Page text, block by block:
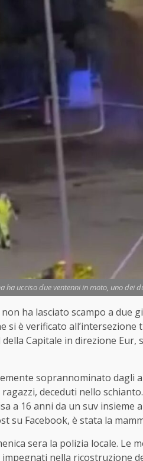
ha ucciso due ventenni in moto, uno dei
ha lasciato scampo a due
si è verificato all’intersezione
Capitale in direzione Eur,
soprannominato dagli
deceduti nello
a 16 anni da un suv insieme
su Facebook, è stata la
sera la polizia locale. Le
nella ricostruzione